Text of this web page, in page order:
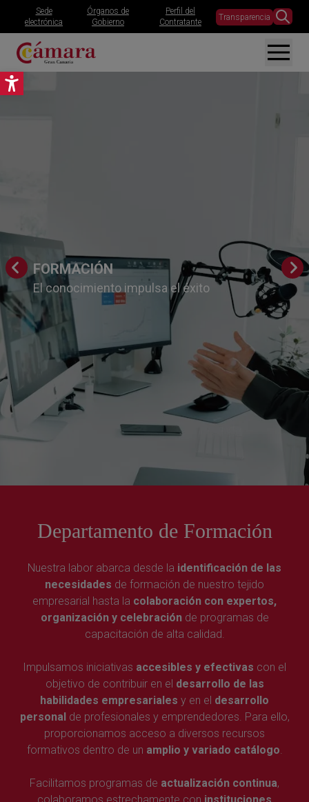
Abrir barra de herramientas
Sede
electrónica
Órganos de
Gobierno
Perfil del
Contratante
Transparencia
FORMACIÓN
El conocimiento impulsa el éxito
Departamento de Formación
Nuestra labor abarca desde la identificación de las
necesidades de formación de nuestro tejido
empresarial hasta la colaboración con expertos,
organización y celebraciónde programas de
capacitación de alta calidad.
Impulsamos iniciativas accesibles y efectivas con el
objetivo de contribuir en el desarrollo de las
habilidades empresariales y en el desarrollo
personalde profesionales y emprendedores. Para ello,
proporcionamos acceso a diversos recursos
formativos dentro de un amplio y variado catálogo.
Facilitamos programas de actualización continua,